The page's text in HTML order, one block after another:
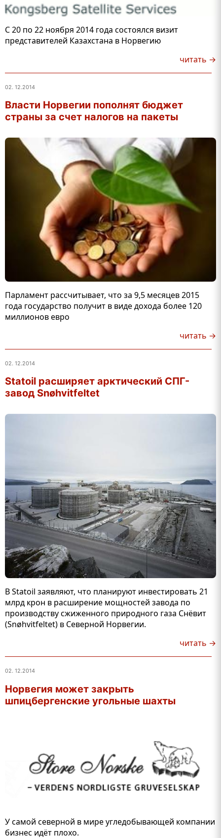
С 20 по 22 ноября 2014 года состоялся визит
представителей Казахстана в Норвегию
читать →
02. 12.2014
Власти Норвегии пополнят бюджет
страны за счет налогов на пакеты
Парламент рассчитывает, что за 9,5 месяцев 2015
года государство получит в виде дохода более 120
миллионов евро
читать →
02. 12.2014
Statoil расширяет арктический СПГ-
завод Snøhvitfeltet
В Statoil заявляют, что планируют инвестировать 21
млрд крон в расширение мощностей завода по
производству сжиженного природного газа Снёвит
(Snøhvitfeltet) в Северной Норвегии.
читать →
02. 12.2014
Норвегия может закрыть
шпицбергенские угольные шахты
У самой северной в мире угледобывающей компании
бизнес идёт плохо.